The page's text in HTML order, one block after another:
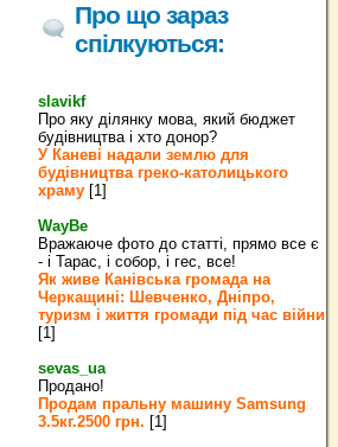
Про що зараз
спілкуються:
slavikf
Про яку ділянку мова, який бюджет
будівництва і хто донор?
У Каневі надали землю для
будівництва греко‐католицького
храму [1]
WayBe
Вражаюче фото до статті, прямо все є
- і Тарас, і собор, і гес, все!
Як живе Канівська громада на
Черкащині: Шевченко, Дніпро,
туризм і життя громади під час війни
[1]
sevas_ua
Продано!
Продам пральну машину Samsung
3.5кг.2500 грн. [1]